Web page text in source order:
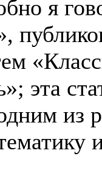
я
эта
из